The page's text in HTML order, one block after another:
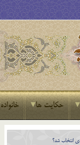
حکایت ها خانواده
انتخاب شد؟